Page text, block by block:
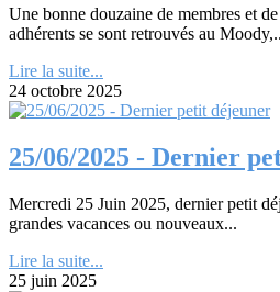
Une bonne douzaine de membres et
adhérents se sont retrouvés au
Lire la suite...
24 octobre 2025
25/06/2025 - Dernier
Mercredi 25 Juin 2025, dernier petit
grandes vacances ou nouveaux...
Lire la suite...
25 juin 2025